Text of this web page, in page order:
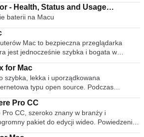
- Health, Status and Usage
baterii na Macu
Mac to bezpieczna przeglądarka
jest jednocześnie szybka i bogata w
interfejs, który obejmuje nowoczesny,
w połączeniu ze stosami narzędzi,
przeglądanie jest przyjemniejsze. Należą
jak Szybkie wybieranie, w którym
Twoje ulubione, oraz tryb Opera Turbo,
strony, aby zapewnić szybszą nawigację
Opera na Maca ma
potrzebujesz, aby przeglądać sieć za
interfejsu. Od samego początku oferuje
for Mac
szybka, lekka i uporządkowana
typu open source. Podczas
w 2004 roku Mozilla Firefox była pierwszą
podważyła dominację Microsoft Internet
czasu Mozilla Firefox konsekwentnie
przeglądarkach na całym
udział przeglądarki w rynku jest niższy w
Pro CC
CC, szeroko znany w branży i
pakiet do edycji wideo. Powiedzenie,
na poziomie profesjonalnym,